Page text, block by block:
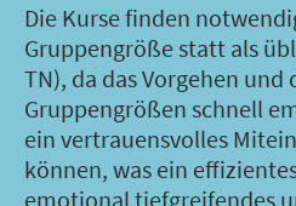
Die Kurse finden
Gruppengröße statt als
TN), da das Vorgehen
Gruppengrößen schnell
ein vertrauensvolles
können, was ein
emotional tiefgreifendes